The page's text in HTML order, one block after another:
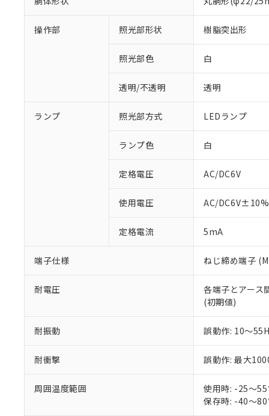
操作部 照光部形状 樹脂突出形
照光部色 白
透明/不透明 透明
ランプ 照光部方式 LEDランプ
ランプ色 白
定格電圧 AC/DC6V
使用電圧 AC/DC6V±10%
定格電流 5mA
端子仕様 ねじ締め端子
耐電圧
各端子とアー
(初期値)
耐振動 誤動作: 10～
耐衝撃 誤動作: 最大
周囲温度範囲
使用時: -25～
保存時: -40～
ご利用条件
以下の条件をお読
くものです。
当社制御機
のであり、
い。
正式な納期
当社販売員
オムロン制御
在庫状況お
マイパーツ
ている必要が
お客様が当
が、当社の
さい。
※当社の共同
※1 対応状況
対応済み：EU
調査・確認中：
非該当品：ライセ
仕入先様の事情
があります。
六価クロム(Cr(Ⅵ))
フタル酸ビス(2-エチ
ル（DBP） 1000ppm
但し、RoHS指令で産
フタル酸エステル類の
※2 対応予定月
部品在庫の切り
※3 非含有証明
下記の非含有証明
EU RoHS指令（
51物質の非含有
※本証明書は発行
また、RoHS指
※1 中国
「○」：最大均質
「×」：最大均質
「－」：未確認で
*中国RoHS10物質の基
Pb(鉛) :1000ppm、
Cr(Ⅵ)(六価クロム) :
DBP(フタル酸ジブチル
※2 環境保護使
「ｅ」：有害物
「10」：通常の
味します。
当社は、こ
う）を輸出
などの必要な
ます。
当社は貴社
置等に一切使
当社は、貴
また当社は
記
号
説明
○ 一定数
△ 一定数
－
在庫な
機器販売
空
白
受注生